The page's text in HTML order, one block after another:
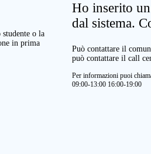
o la
in prima
Ho inserito
dal sistema.
Può contattare il
può contattare il call
Per informazioni puoi
09:00-13:00 16:00-19:00